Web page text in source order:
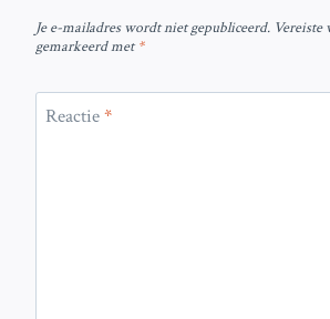
Je e-mailadres wordt niet gepubliceerd. Vereiste
gemarkeerd met*
Reactie*